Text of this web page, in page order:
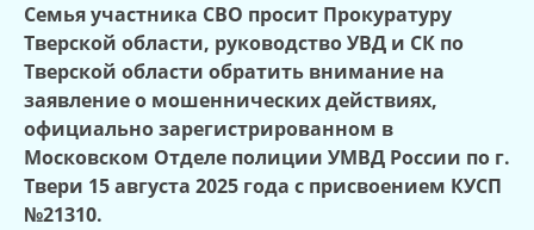
Семья участника СВО просит Прокуратуру
Тверской области, руководство УВД и СК по
Тверской области обратить внимание на
заявление о мошеннических действиях,
официально зарегистрированном в
Московском Отделе полиции УМВД России по г.
Твери 15 августа 2025 года с присвоением КУСП
№21310.